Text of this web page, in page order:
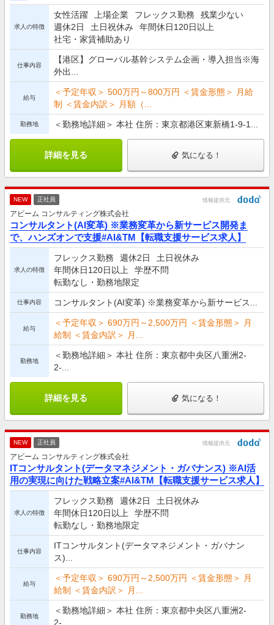
求人の特徴
女性活躍 上場企業 フレックス勤務
残業少ない
週休2日
土日祝休み
年間休日120日以上
社宅・家賃補助あり
仕事内容
【港区】グローバル基幹システム企画・導入担当※海
外出...
給与
＜予定年収＞ 500万円～800万円 ＜賃金形態＞ 月給
制 ＜賃金内訳＞ 月額（...
勤務地 ＜勤務地詳細＞ 本社 住所：東京都港区東新橋1-9-1...
詳細を見る 気になる！
NEW 正社員 情報提供元
アビーム コンサルティング株式会社
コンサルタント(AI変革) ※業務変革から新サービス開発ま
で、ハンズオンで支援#AI&TM【転職支援サービス求人】
求人の特徴
フレックス勤務 週休2日
土日祝休み
年間休日120日以上
学歴不問
転勤なし・勤務地限定
仕事内容 コンサルタント(AI変革) ※業務変革から新サービス...
給与
＜予定年収＞ 690万円～2,500万円 ＜賃金形態＞ 月
給制 ＜賃金内訳＞ 月...
勤務地
＜勤務地詳細＞ 本社 住所：東京都中央区八重洲2-
2-...
詳細を見る 気になる！
NEW 正社員 情報提供元
アビーム コンサルティング株式会社
ITコンサルタント(データマネジメント・ガバナンス) ※AI活
用の実現に向けた戦略立案#AI&TM【転職支援サービス求人】
求人の特徴
フレックス勤務 週休2日
土日祝休み
年間休日120日以上
学歴不問
転勤なし・勤務地限定
仕事内容
ITコンサルタント(データマネジメント・ガバナン
ス)...
給与
＜予定年収＞ 690万円～2,500万円 ＜賃金形態＞ 月
給制 ＜賃金内訳＞ 月...
勤務地
＜勤務地詳細＞ 本社 住所：東京都中央区八重洲2-
2-...